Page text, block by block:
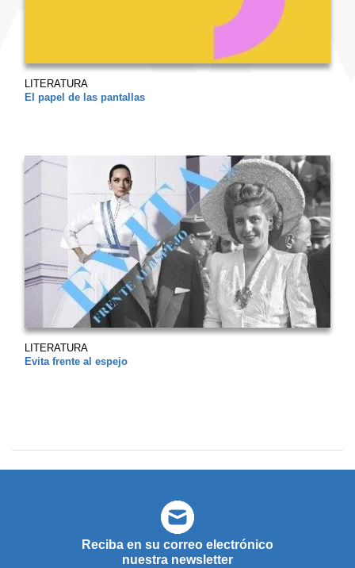
LITERATURA
El papel de las pantallas
LITERATURA
Evita frente al espejo
Reciba en su correo electrónico
nuestra newsletter